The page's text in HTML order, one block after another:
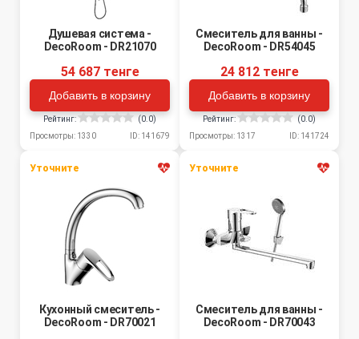
Душевая система -
DecoRoom - DR21070
54 687 тенге
Добавить в корзину
Рейтинг:
(0.0)
Просмотры: 1330
ID: 141679
Смеситель для ванны -
DecoRoom - DR54045
24 812 тенге
Добавить в корзину
Рейтинг:
(0.0)
Просмотры: 1317
ID: 141724
Уточните
Кухонный смеситель -
DecoRoom - DR70021
Уточните
Смеситель для ванны -
DecoRoom - DR70043